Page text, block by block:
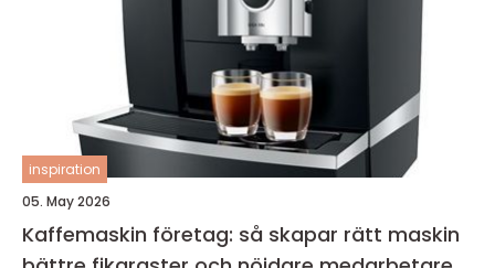
inspiration
05. May 2026
Kaffemaskin företag: så skapar rätt maskin